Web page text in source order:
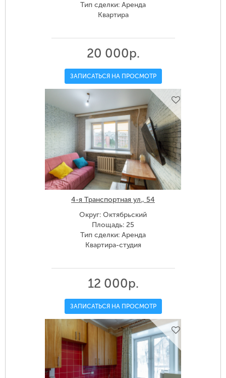
Тип сделки: Аренда
Квартира
20 000р.
ЗАПИСАТЬСЯ НА ПРОСМОТР
4-я Транспортная ул., 54
Округ: Октябрьский
Площадь: 25
Тип сделки: Аренда
Квартира-студия
12 000р.
ЗАПИСАТЬСЯ НА ПРОСМОТР